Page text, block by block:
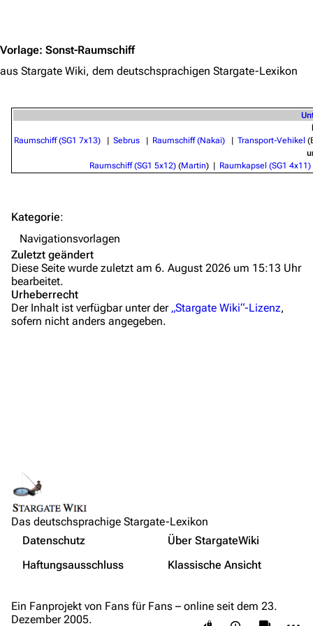
Objekte
Zeitleiste
Mitmachen
Themengruppen
Letzte Änderungen
Wiki-Diskussion
Kontakt
Feedback
Nicht angemeldet
Änderungen vornehmen.
Wer ist online?
Vorlage: Sonst-Raumschiff
aus Stargate Wiki, dem deutschsprachigen Stargate-Lexikon
Änderungen an verlinkten Seiten
Druckversion
Seiten­­informationen
Raumschiff (SG1 7x13) | Sebrus | Raumschiff (Nakai) | Transport-Vehikel
Raumschiff (SG1 5x12)(Martin) | Raumkapsel (SG1 4x11)
Kategorie:
Navigationsvorlagen
Zuletzt geändert
Diese Seite wurde zuletzt am 6. August 2026 um 15:13 Uhr
bearbeitet.
Urheberrecht
Der Inhalt ist verfügbar unter der „Stargate Wiki“-Lizenz,
sofern nicht anders angegeben.
Das deutschsprachige Stargate-Lexikon
Datenschutz
Über StargateWiki
Haftungsausschluss
Klassische Ansicht
Ein Fanprojekt von Fans für Fans – online seit dem 23.
Dezember 2005.